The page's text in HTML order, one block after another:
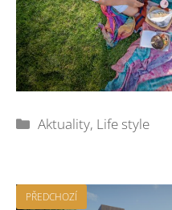
Rubriky
Aktuality, Life style
PŘEDCHOZÍ